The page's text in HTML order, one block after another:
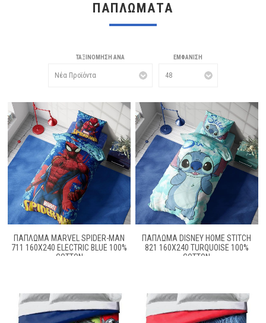
ΠΑΠΛΩΜΑΤΑ
ΤΑΞΙΝΌΜΗΣΗ ΑΝΆ ΕΜΦΆΝΙΣΗ
ΠΆΠΛΩΜΑ MARVEL SPIDER-MAN
711 160X240 ELECTRIC BLUE 100%
COTTON
ΠΆΠΛΩΜΑ DISNEY HOME STITCH
821 160X240 TURQUOISE 100%
COTTON